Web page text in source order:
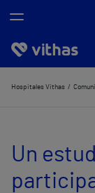
Nosotros
Servicios de salud
Equipo médico y
Hospitales Vithas
Un